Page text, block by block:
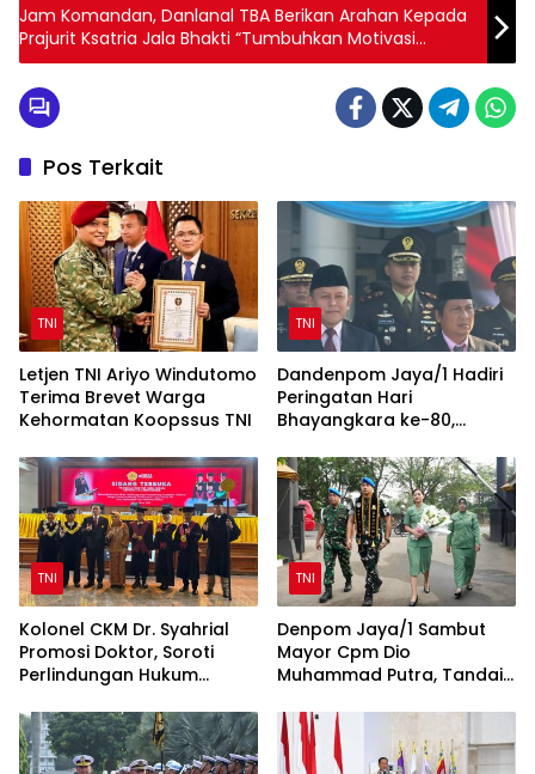
Jam Komandan, Danlanal TBA Berikan Arahan Kepada
Prajurit Ksatria Jala Bhakti “Tumbuhkan Motivasi
Prajurit”
Pos Terkait
TNI
Letjen TNI Ariyo Windutomo
Terima Brevet Warga
Kehormatan Koopssus TNI
TNI
Dandenpom Jaya/1 Hadiri
Peringatan Hari
Bhayangkara ke-80,
TNI
Kolonel CKM Dr. Syahrial
Promosi Doktor, Soroti
Perlindungan Hukum
Disabilitas
TNI
Denpom Jaya/1 Sambut
Mayor Cpm Dio
Muhammad Putra, Tandai